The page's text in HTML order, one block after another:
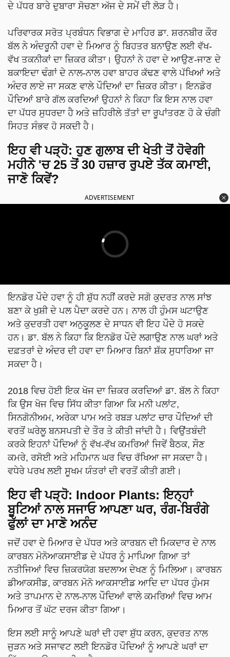
ਦੇ ਪੱਧਰ ਬਾਰੇ ਦੁਬਾਰਾ ਸੋਚਣਾ ਅੱਜ ਦੇ ਸਮੇਂ ਦੀ ਲੋੜ ਹੈ।
ਪਰਿਵਾਰਕ ਸਰੋਤ ਪ੍ਰਬੰਧਨ ਵਿਭਾਗ ਦੇ ਮਾਹਿਰ ਡਾ. ਸ਼ਰਨਬੀਰ ਕੌਰ
ਬੱਲ ਨੇ ਅੰਦਰੂਨੀ ਹਵਾ ਦੇ ਮਿਆਰ ਨੂੰ ਬਿਹਤਰ ਬਨਾਉਣ ਲਈ ਵੱਖ-
ਵੱਖ ਤਕਨੀਕਾਂ ਦਾ ਜ਼ਿਕਰ ਕੀਤਾ। ਉਹਨਾਂ ਨੇ ਹਵਾ ਦੇ ਆਉਣ-ਜਾਣ ਦੇ
ਬਕਾਇਦਾ ਢੰਗਾਂ ਦੇ ਨਾਲ-ਨਾਲ ਹਵਾ ਬਾਹਰ ਕੱਢਣ ਵਾਲੇ ਪੱਖਿਆਂ ਅਤੇ
ਅੰਦਰ ਲਾਏ ਜਾ ਸਕਣ ਵਾਲੇ ਪੌਦਿਆਂ ਦਾ ਜ਼ਿਕਰ ਕੀਤਾ। ਇਨਡੋਰ
ਪੌਦਿਆਂ ਬਾਰੇ ਗੱਲ ਕਰਦਿਆਂ ਉਹਨਾਂ ਨੇ ਕਿਹਾ ਕਿ ਇਸ ਨਾਲ ਹਵਾ
ਦਾ ਪੱਧਰ ਸੁਧਰਦਾ ਹੈ ਅਤੇ ਜ਼ਹਿਰੀਲੇ ਤੱਤਾਂ ਦਾ ਰੂਪਾਂਤਰਣ ਹੋ ਕੇ ਚੰਗੀ
ਸਿਹਤ ਸੰਭਵ ਹੋ ਸਕਦੀ ਹੈ।
ਇਹ ਵੀ ਪੜ੍ਹੋ: ਹੁਣ ਗੁਲਾਬ ਦੀ ਖੇਤੀ ਤੋਂ ਹੋਵੇਗੀ
ਮਹੀਨੇ 'ਚ 25 ਤੋਂ 30 ਹਜ਼ਾਰ ਰੁਪਏ ਤੱਕ ਕਮਾਈ,
ਜਾਣੋ ਕਿਵੇਂ?
ADVERTISEMENT
ਇਨਡੋਰ ਪੌਦੇ ਹਵਾ ਨੂੰ ਹੀ ਸ਼ੁੱਧ ਨਹੀਂ ਕਰਦੇ ਸਗੋ ਕੁਦਰਤ ਨਾਲ ਸਾਂਝ
ਬਣਾ ਕੇ ਖੁਸ਼ੀ ਦੇ ਪਲ ਪੈਦਾ ਕਰਦੇ ਹਨ। ਨਾਲ ਹੀ ਹੁੰਮਸ ਘਟਾਉਣ
ਅਤੇ ਕੁਦਰਤੀ ਹਵਾ ਅਨੁਕੂਲਣ ਦੇ ਸਾਧਨ ਵੀ ਇਹ ਪੌਦੇ ਹੋ ਸਕਦੇ
ਹਨ। ਡਾ. ਬੱਲ ਨੇ ਕਿਹਾ ਕਿ ਇਨਡੋਰ ਪੌਦੇ ਲਗਾਉਣ ਨਾਲ ਘਰਾਂ ਅਤੇ
ਦਫ਼ਤਰਾਂ ਦੇ ਅੰਦਰ ਦੀ ਹਵਾ ਦਾ ਮਿਆਰ ਬਿਨਾਂ ਸ਼ੱਕ ਸੁਧਾਰਿਆ ਜਾ
ਸਕਦਾ ਹੈ।
2018 ਵਿਚ ਹੋਈ ਇਕ ਖੋਜ ਦਾ ਜ਼ਿਕਰ ਕਰਦਿਆਂ ਡਾ. ਬੱਲ ਨੇ ਕਿਹਾ
ਕਿ ਉਸ ਖੋਜ ਵਿਚ ਸਿੱਧ ਕੀਤਾ ਗਿਆ ਕਿ ਮਨੀ ਪਲਾਂਟ,
ਸਿਨਗੋਨੀਅਮ, ਅਰੇਕਾ ਪਾਮ ਅਤੇ ਰਬੜ ਪਲਾਂਟ ਚਾਰ ਪੌਦਿਆਂ ਦੀ
ਵਰਤੋਂ ਘਰੇਲੂ ਬਨਸਪਤੀ ਦੇ ਤੌਰ ਤੇ ਕੀਤੀ ਜਾਂਦੀ ਹੈ। ਵਿਉਂਤਬੰਦੀ
ਕਰਕੇ ਇਹਨਾਂ ਪੌਦਿਆਂ ਨੂੰ ਵੱਖ-ਵੱਖ ਕਮਰਿਆਂ ਜਿਵੇਂ ਬੈਠਕ, ਸੌਣ
ਕਮਰੇ, ਰਸੋਈ ਅਤੇ ਮਹਿਮਾਨ ਘਰ ਵਿਚ ਰੱਖਿਆ ਜਾ ਸਕਦਾ ਹੈ।
ਵਧੇਰੇ ਪਰਖ ਲਈ ਸੂਖਮ ਯੰਤਰਾਂ ਦੀ ਵਰਤੋਂ ਕੀਤੀ ਗਈ।
ਇਹ ਵੀ ਪੜ੍ਹੋ: Indoor Plants: ਇਨ੍ਹਾਂ
ਬੂਟਿਆਂ ਨਾਲ ਸਜਾਓ ਆਪਣਾ ਘਰ, ਰੰਗ-ਬਿਰੰਗੇ
ਫੁੱਲਾਂ ਦਾ ਮਾਣੋ ਅਨੰਦ
ਜਦੋਂ ਹਵਾ ਦੇ ਮਿਆਰ ਦੇ ਪੱਧਰ ਅਤੇ ਕਾਰਬਨ ਦੀ ਮਿਕਦਾਰ ਦੇ ਨਾਲ
ਕਾਰਬਨ ਮੋਨੋਆਕਸਾਈਡ ਦੇ ਪੱਧਰ ਨੂੰ ਮਾਪਿਆ ਗਿਆ ਤਾਂ
ਨਤੀਜਿਆਂ ਵਿਚ ਜ਼ਿਕਰਯੋਗ ਬਦਲਾਅ ਦੇਖਣ ਨੂੰ ਮਿਲਿਆ। ਕਾਰਬਨ
ਡੀਆਕਸੀਡ, ਕਾਰਬਨ ਮੋਨੋ ਆਕਸਾਈਡ ਆਦਿ ਦਾ ਪੱਧਰ ਹੁੰਮਸ
ਅਤੇ ਤਾਪਮਾਨ ਦੇ ਨਾਲ-ਨਾਲ ਪੌਦਿਆਂ ਵਾਲੇ ਕਮਰਿਆਂ ਵਿਚ ਆਮ
ਮਿਆਰ ਤੋਂ ਘੱਟ ਦਰਜ ਕੀਤਾ ਗਿਆ।
ਇਸ ਲਈ ਸਾਨੂੰ ਆਪਣੇ ਘਰਾਂ ਦੀ ਹਵਾ ਸ਼ੁੱਧ ਕਰਨ, ਕੁਦਰਤ ਨਾਲ
ਜੁੜਨ ਅਤੇ ਸਜਾਵਟ ਲਈ ਇਨਡੋਰ ਪੌਦਿਆਂ ਨੂੰ ਆਪਣੇ ਘਰਾਂ ਦਾ